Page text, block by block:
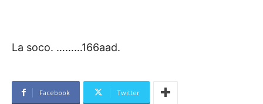
La soco. ………166aad.
Facebook Twitter